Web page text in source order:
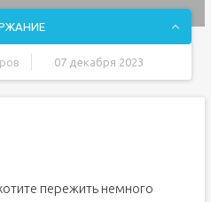
07 декабря 2023
и винтов
пережить немного